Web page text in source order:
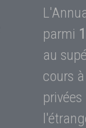
parmi
au
cours